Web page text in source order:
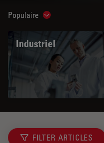
Populaire Show subnavigation
Industriel
FILTER ARTICLES